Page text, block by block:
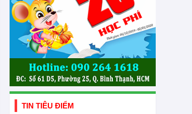
TIN TIÊU ĐIỂM